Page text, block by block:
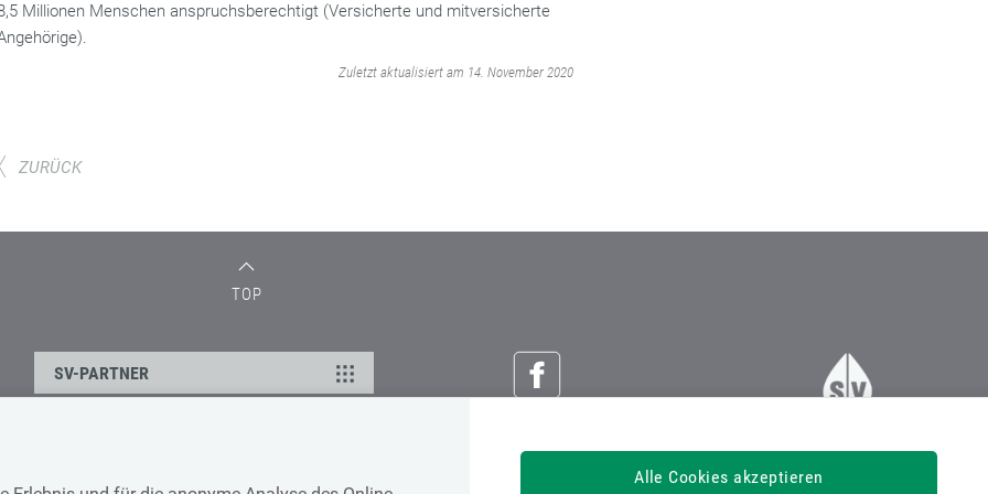
Alle Cookies akzeptieren
Millionen Menschen anspruchsberechtigt (Versicherte und mitversicherte
‌Zuletzt aktualisiert am 14. November 2020
ZURÜCK
TOP
Österreichische Sozialversicherung
Dachverband der Sozialversicherungsträger
SV-PARTNER